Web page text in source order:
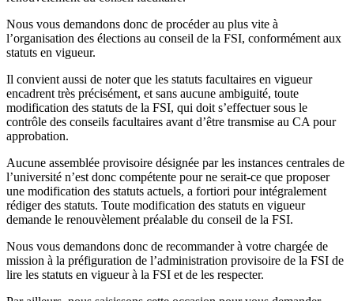
Nous vous demandons donc de procéder au plus vite à
l’organisation des élections au conseil de la FSI, conformément aux
statuts en vigueur.
Il convient aussi de noter que les statuts facultaires en vigueur
encadrent très précisément, et sans aucune ambiguité, toute
modification des statuts de la FSI, qui doit s’effectuer sous le
contrôle des conseils facultaires avant d’être transmise au CA pour
approbation.
Aucune assemblée provisoire désignée par les instances centrales de
l’université n’est donc compétente pour ne serait-ce que proposer
une modification des statuts actuels, a fortiori pour intégralement
rédiger des statuts. Toute modification des statuts en vigueur
demande le renouvèlement préalable du conseil de la FSI.
Nous vous demandons donc de recommander à votre chargée de
mission à la préfiguration de l’administration provisoire de la FSI de
lire les statuts en vigueur à la FSI et de les respecter.